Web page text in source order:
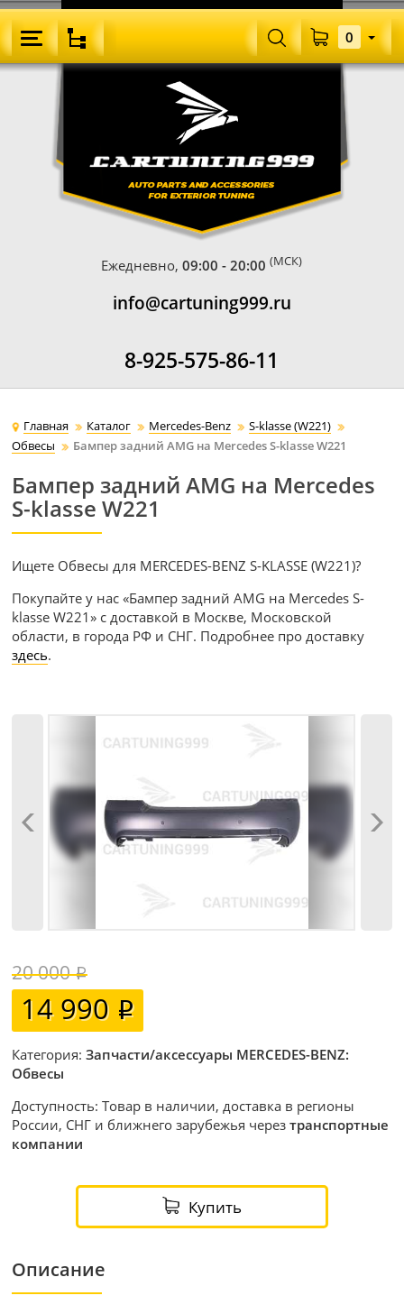
Ежедневно,09:00 - 20:00 (МСК)
info@cartuning999.ru
8-925-575-86-11
0
Главная Каталог Mercedes-Benz
S-klasse (W221)
Обвесы
Бампер задний AMG на Mercedes S-klasse W221
Бампер задний AMG на Mercedes
S-klasse W221
Ищете Обвесы для MERCEDES-BENZ S-KLASSE (W221)?
Покупайте у нас «Бампер задний AMG на Mercedes S-
klasse W221» с доставкой в Москве, Московской
области, в города РФ и СНГ. Подробнее про доставку
здесь.
20 000
14 990
Категория:Запчасти/аксессуары MERCEDES-BENZ:
Обвесы
Доступность: Товар в наличии, доставка в регионы
России, СНГ и ближнего зарубежья черезтранспортные
компании
Купить
Описание